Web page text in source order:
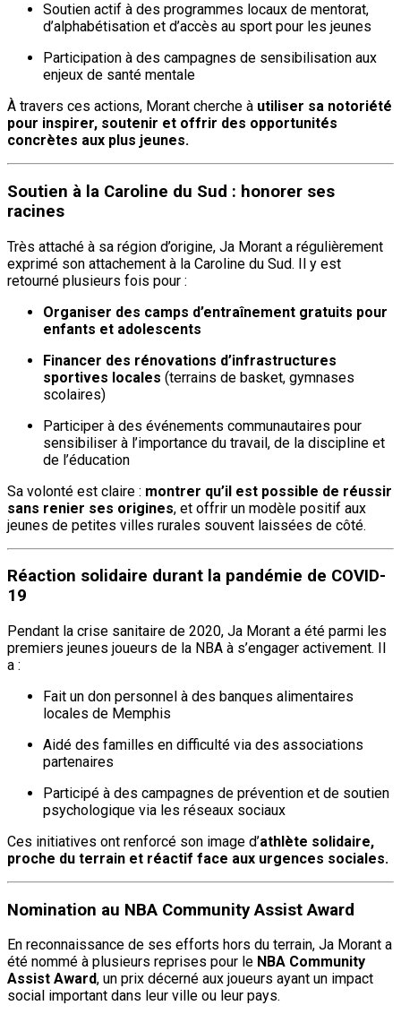
Soutien actif à des programmes locaux de mentorat,
d’alphabétisation et d’accès au sport pour les jeunes
Participation à des campagnes de sensibilisation aux
enjeux de santé mentale
À travers ces actions, Morant cherche à utiliser sa notoriété
pour inspirer, soutenir et offrir des opportunités
concrètes aux plus jeunes.
Soutien à la Caroline du Sud : honorer ses
racines
Très attaché à sa région d’origine, Ja Morant a régulièrement
exprimé son attachement à la Caroline du Sud. Il y est
retourné plusieurs fois pour :
Organiser des camps d’entraînement gratuits pour
enfants et adolescents
Financer des rénovations d’infrastructures
sportives locales (terrains de basket, gymnases
scolaires)
Participer à des événements communautaires pour
sensibiliser à l’importance du travail, de la discipline et
de l’éducation
Sa volonté est claire : montrer qu’il est possible de réussir
sans renier ses origines, et offrir un modèle positif aux
jeunes de petites villes rurales souvent laissées de côté.
Réaction solidaire durant la pandémie de COVID-
19
Pendant la crise sanitaire de 2020, Ja Morant a été parmi les
premiers jeunes joueurs de la NBA à s’engager activement. Il
a :
Fait un don personnel à des banques alimentaires
locales de Memphis
Aidé des familles en difficulté via des associations
partenaires
Participé à des campagnes de prévention et de soutien
psychologique via les réseaux sociaux
Ces initiatives ont renforcé son image d’athlète solidaire,
proche du terrain et réactif face aux urgences sociales.
Nomination au NBA Community Assist Award
En reconnaissance de ses efforts hors du terrain, Ja Morant a
été nommé à plusieurs reprises pour le NBA Community
Assist Award, un prix décerné aux joueurs ayant un impact
social important dans leur ville ou leur pays.